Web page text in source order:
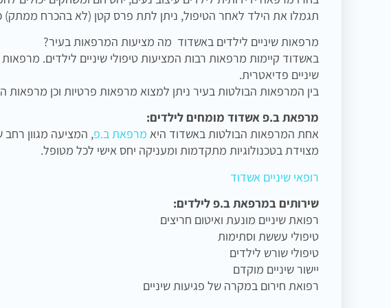
תגמלו את הילד לאחר הטיפול, ניתן לתת פרס קטן (לא בהכרח ממתק)
מרפאות שיניים לילדים באשדוד מה מציעות המרפאות בעיר?
באשדוד קיימות מרפאות רבות המציעות טיפולי שיניים לילדים.
שיניים פדיאטרית.
בין המרפאות הבולטות בעיר ניתן למצוא מרפאות פרטיות וכן מרפאות
מרפאת ב.פ אשדוד מומחים לילדים:
אחת המרפאות הבולטות באשדוד היא מרפאת ב.פ, המציעה מגוון
מצוידת בטכנולוגיות מתקדמות ומעניקה יחס אישי לכל מטופל.
רופאי שיניים אשדוד
שירותים במרפאת ב.פ לילדים:
רפואת שיניים מונעת ואיטום חריצים
טיפולי עששת וסתימות
טיפולי שורש לילדים
יישור שיניים מוקדם
רפואת חירום במקרה של פגיעות שיניים